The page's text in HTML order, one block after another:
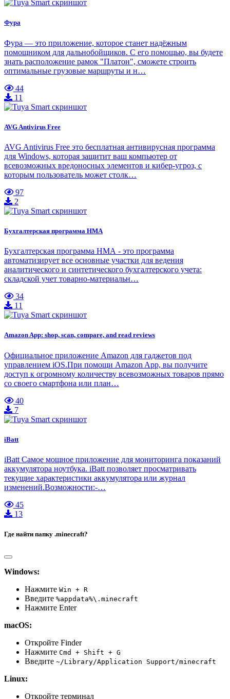
Фура
Фура — это приложение, которое станет надёжным
помощником для дальнобойщиков. С его помощью, вы будете
знать расположение рамок "Платон", сможете строить
оптимальные грузовые маршруты и н…
44
11
AVG Antivirus Free
AVG Antivirus Free это бесплатная антивирусная программа
для Windows, которая защитит ваш компьютер от
всевозможных вредоносных элементов и кибер-угроз, с
которым пользователь может столк…
97
2
Бухгалтерская программа НМА
Бухгалтерская программа НМА - это программа
автоматизирует все основные участки для ведения
аналитического и синтетического бухгалтерского учета:
складской учет товарно-материальн…
34
11
Amazon App: shop, scan, compare, and read reviews
Официальное приложение Amazon для гаджетов под
управлением iOS.При помощи Amazon App, вы получите
доступ к огромному количеству всевозможных товаров прямо
со своего смартфона или план…
40
7
iBatt
iBatt Самое мощное приложение для мониторинга показаний
аккумулятора ноутбука. iBatt позволяет просматривать
текущие характеристики аккумулятора или журнал
изменений.Возможности:-…
45
13
Где найти папку .minecraft?
Windows:
Нажмите Win + R
Введите %appdata%\.minecraft
Нажмите Enter
macOS:
Откройте Finder
Нажмите Cmd + Shift + G
Введите ~/Library/Application Support/minecraft
Linux:
Откройте терминал